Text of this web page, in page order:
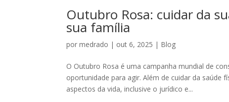
Outubro Rosa: cuidar da
sua família
pormedrado | out 6, 2025 | Blog
O Outubro Rosa é uma campanha mundial de
oportunidade para agir. Além de cuidar da
aspectos da vida, inclusive o jurídico e...